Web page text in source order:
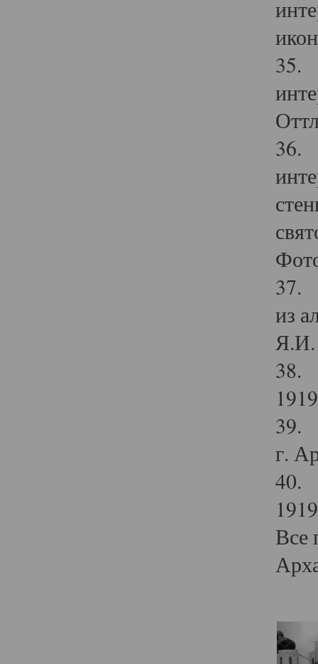
35.
36.
37.
из
Я.И.
38.
39.
г.
40.
Все